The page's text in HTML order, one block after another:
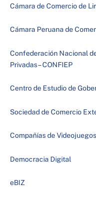
Cámara de Comercio de
Cámara Peruana de
Confederación Nacional
Privadas – CONFIEP
Centro de Estudio de
Sociedad de Comercio
Compañías de
Democracia Digital
eBIZ